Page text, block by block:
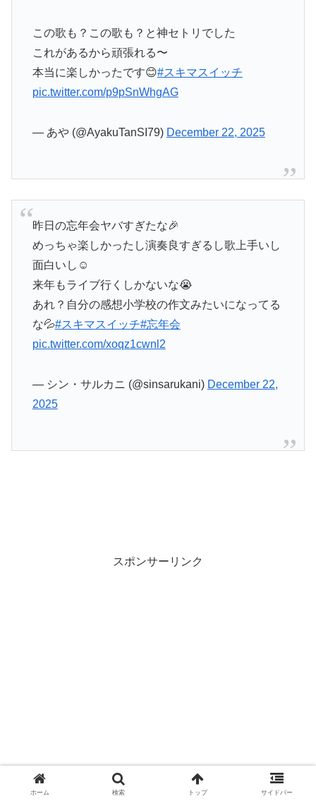
この歌も？この歌も？と神セトリでした
これがあるから頑張れる〜
本当に楽しかったです😊#スキマスイッチ
pic.twitter.com/p9pSnWhgAG
— あや (@AyakuTanSI79) December 22, 2025
昨日の忘年会ヤバすぎたな🎉
めっちゃ楽しかったし演奏良すぎるし歌上手いし
面白いし☺️
来年もライブ行くしかないな😭
あれ？自分の感想小学校の作文みたいになってる
な💦#スキマスイッチ#忘年会
pic.twitter.com/xoqz1cwnl2
— シン・サルカニ (@sinsarukani) December 22,
2025
スポンサーリンク
ホーム 検索 トップ サイドバー